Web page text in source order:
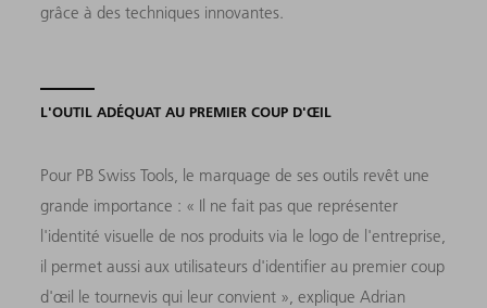
grâce à des techniques innovantes.
L'OUTIL ADÉQUAT AU PREMIER COUP D'ŒIL
Pour PB Swiss Tools, le marquage de ses outils revêt une
grande importance : « Il ne fait pas que représenter
l'identité visuelle de nos produits via le logo de l'entreprise,
il permet aussi aux utilisateurs d'identifier au premier coup
d'œil le tournevis qui leur convient », explique Adrian